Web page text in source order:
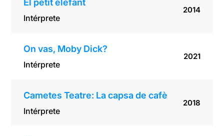
El petit elefant
Intérprete
2014
On vas, Moby Dick?
Intérprete
2021
Cametes Teatre: La capsa de cafè
Intérprete
2018